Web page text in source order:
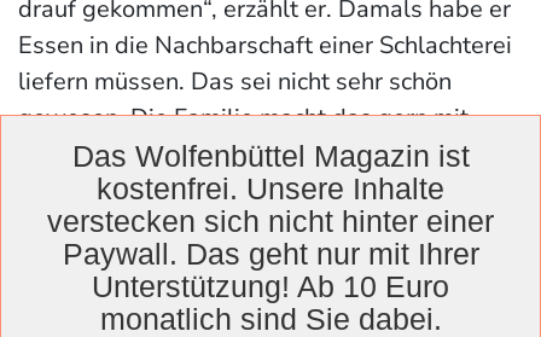
drauf gekommen“, erzählt er. Damals habe er
Essen in die Nachbarschaft einer Schlachterei
liefern müssen. Das sei nicht sehr schön
gewesen.Die Familie macht das gern mit,
wolle möglichst unabhängig von fossilen
Brennstoffen sein.In einem nächsten Schritt
auch in Mobilitätsfragen: Ein E-Auto ist
geplant, das mit dem selbst erzeugten Strom
betrieben werden soll.
Das Wolfenbüttel Magazin ist
kostenfrei. Unsere Inhalte
verstecken sich nicht hinter einer
Paywall. Das geht nur mit Ihrer
Unterstützung! Ab 10 Euro
monatlich sind Sie dabei.